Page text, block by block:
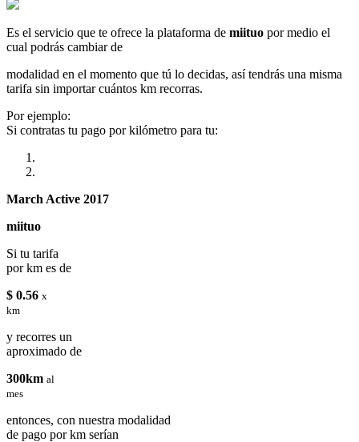
Es el servicio que te ofrece la plataforma de miituo por medio el
cual podrás cambiar de
modalidad en el momento que tú lo decidas, así tendrás una misma
tarifa sin importar cuántos km recorras.
Por ejemplo:
Si contratas tu pago por kilómetro para tu:
March Active 2017
miituo
Si tu tarifa
por km es de
$ 0.56 x
km
y recorres un
aproximado de
300km al
mes
entonces, con nuestra modalidad
de pago por km serían